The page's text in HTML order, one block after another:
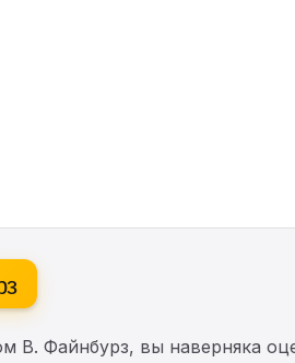
В. Файнбурз, вы наверняка